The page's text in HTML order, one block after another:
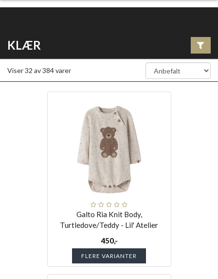
KLÆR
Viser32 av384varer
Galto Ria Knit Body,
Turtledove/Teddy - Lil' Atelier
450,-
FLERE VARIANTER